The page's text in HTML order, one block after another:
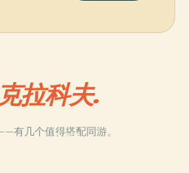
克拉科夫.
有几个值得搭配同游。
PLACE
PLACE